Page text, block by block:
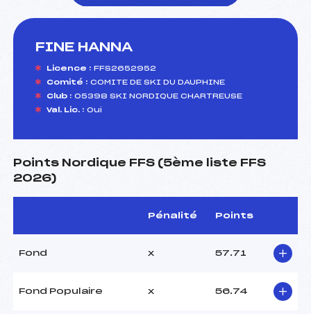
FINE HANNA
Licence : FFS2652952
Comité : COMITE DE SKI DU DAUPHINE
Club : 05398 SKI NORDIQUE CHARTREUSE
Val. Lic. : Oui
Points Nordique FFS (5ème liste FFS
2026)
Pénalité Points
Fond x 57.71
Fond Populaire x 56.74